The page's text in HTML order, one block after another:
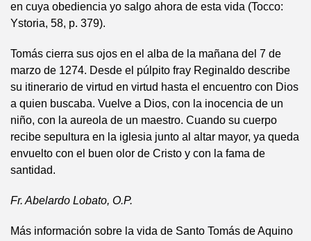
en cuya obediencia yo salgo ahora de esta vida (Tocco:
Ystoria, 58, p. 379).
Tomás cierra sus ojos en el alba de la mañana del 7 de
marzo de 1274. Desde el púlpito fray Reginaldo describe
su itinerario de virtud en virtud hasta el encuentro con Dios
a quien buscaba. Vuelve a Dios, con la inocencia de un
niño, con la aureola de un maestro. Cuando su cuerpo
recibe sepultura en la iglesia junto al altar mayor, ya queda
envuelto con el buen olor de Cristo y con la fama de
santidad.
Fr. Abelardo Lobato, O.P.
Más información sobre la vida de Santo Tomás de Aquino